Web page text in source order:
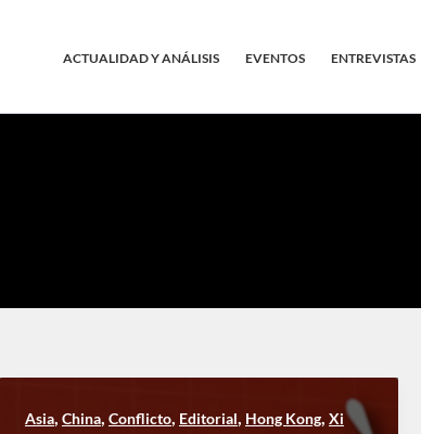
ACTUALIDAD Y ANÁLISIS EVENTOS ENTREVISTAS
Asia, China, Conflicto, Editorial, Hong Kong, Xi